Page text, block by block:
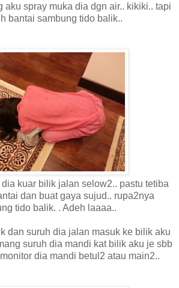
aku spray muka dia dgn air.. kikiki.. tapi
bantai sambung tido balik..
kuar bilik jalan selow2.. pastu tetiba
dan buat gaya sujud.. rupa2nya
tido balik. . Adeh laaaa..
dan suruh dia jalan masuk ke bilik aku
suruh dia mandi kat bilik aku je sbb
dia mandi betul2 atau main2..